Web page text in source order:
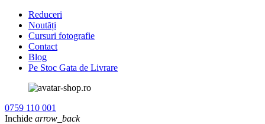
Reduceri
Noutăți
Cursuri fotografie
Contact
Blog
Pe Stoc Gata de Livrare
0759 110 001
Inchide arrow_back